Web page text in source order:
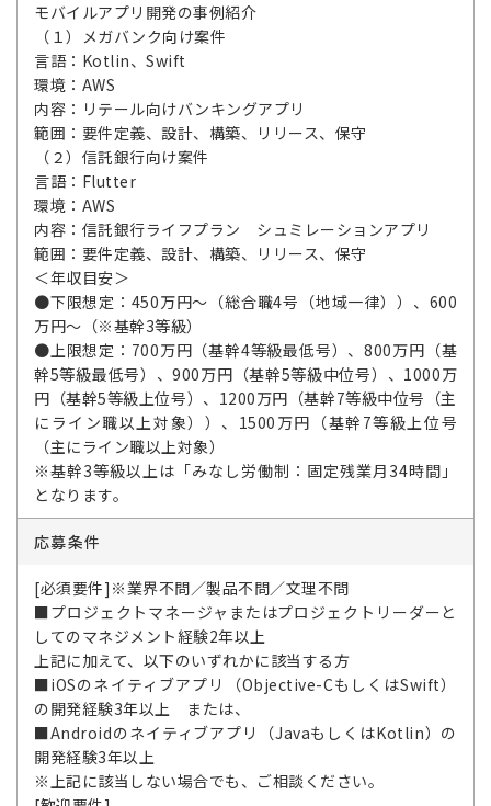
モバイルアプリ開発の事例紹介
（１）メガバンク向け案件
言語：Kotlin、Swift
環境：AWS
内容：リテール向けバンキングアプリ
範囲：要件定義、設計、構築、リリース、保守
（２）信託銀行向け案件
言語：Flutter
環境：AWS
内容：信託銀行ライフプラン シュミレーションアプリ
範囲：要件定義、設計、構築、リリース、保守
＜年収目安＞
●下限想定：450万円～（総合職4号（地域一律））、600
万円～（※基幹3等級）
●上限想定：700万円（基幹4等級最低号）、800万円（基
幹5等級最低号）、900万円（基幹5等級中位号）、1000万
円（基幹5等級上位号）、1200万円（基幹7等級中位号（主
にライン職以上対象））、1500万円（基幹7等級上位号
（主にライン職以上対象）
※基幹3等級以上は「みなし労働制：固定残業月34時間」
となります。
応募条件
[必須要件]※業界不問／製品不問／文理不問
■プロジェクトマネージャまたはプロジェクトリーダーと
してのマネジメント経験2年以上
上記に加えて、以下のいずれかに該当する方
■iOSのネイティブアプリ（Objective-CもしくはSwift）
の開発経験3年以上 または、
■Androidのネイティブアプリ（JavaもしくはKotlin）の
開発経験3年以上
※上記に該当しない場合でも、ご相談ください。